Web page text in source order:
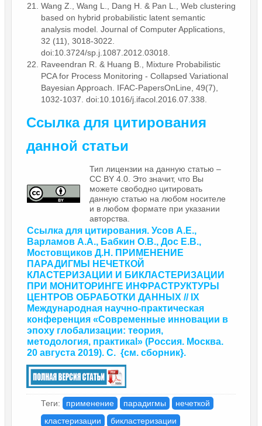
Wang Z., Wang L., Dang H. & Pan L., Web clustering
based on hybrid probabilistic latent semantic
analysis model. Journal of Computer Applications,
32 (11), 3018-3022.
doi:10.3724/sp.j.1087.2012.03018.
Raveendran R. & Huang B., Mixture Probabilistic
PCA for Process Monitoring - Collapsed Variational
Bayesian Approach. IFAC-PapersOnLine, 49(7),
1032-1037. doi:10.1016/j.ifacol.2016.07.338.
Ссылка для цитирования
данной статьи
Тип лицензии на данную статью –
CC BY 4.0. Это значит, что Вы
можете свободно цитировать
данную статью на любом носителе
и в любом формате при указании
авторства.
Ссылка для цитирования. Усов А.Е.,
Варламов А.А., Бабкин О.В., Дос Е.В.,
Мостовщиков Д.Н. ПРИМЕНЕНИЕ
ПАРАДИГМЫ НЕЧЕТКОЙ
КЛАСТЕРИЗАЦИИ И БИКЛАСТЕРИЗАЦИИ
ПРИ МОНИТОРИНГЕ ИНФРАСТРУКТУРЫ
ЦЕНТРОВ ОБРАБОТКИ ДАННЫХ // IX
Международная научно-практическая
конференция «Современные инновации в
эпоху глобализации: теория,
методология, практика » (Россия. Москва.
20 августа 2019). С. {см. сборник}.
Теги: применение парадигмы
нечеткой
кластеризации
бикластеризации